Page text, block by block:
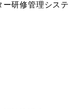
研修管理シス